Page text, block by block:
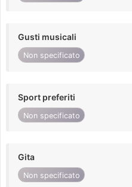
Gusti musicali
Non specificato
Sport preferiti
Non specificato
Gita
Non specificato